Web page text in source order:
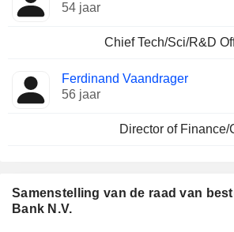
54 jaar
Chief Tech/Sci/R&D
Ferdinand Vaandrager
56 jaar
Director of Finance/
Samenstelling van de raad van
Bank N.V.